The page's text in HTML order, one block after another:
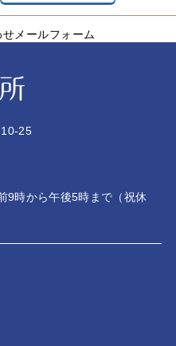
メールフォーム
25
9時から午後5時まで（祝休